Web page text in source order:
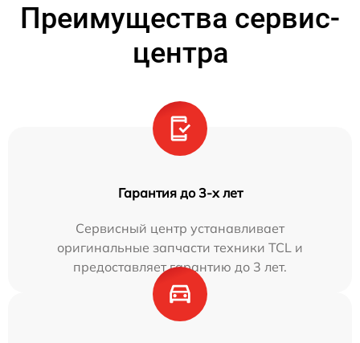
Преимущества сервис-
центра
Гарантия до 3-х лет
Сервисный центр устанавливает
оригинальные запчасти техники TCL и
предоставляет гарантию до 3 лет.